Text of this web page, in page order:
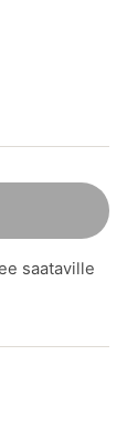
saataville